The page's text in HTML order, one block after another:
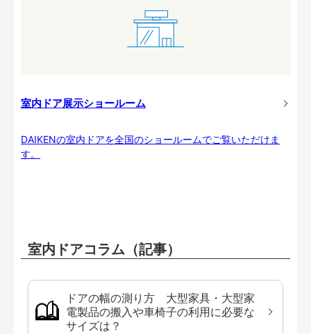
室内ドア展示ショールーム
DAIKENの室内ドアを全国のショールームでご覧いただけま
す。
室内ドアコラム（記事）
ドアの幅の測り方 大型家具・大型家
電製品の搬入や車椅子の利用に必要な
サイズは？